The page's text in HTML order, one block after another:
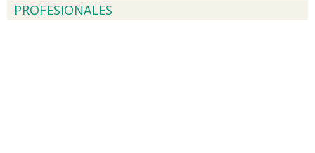
PROFESIONALES